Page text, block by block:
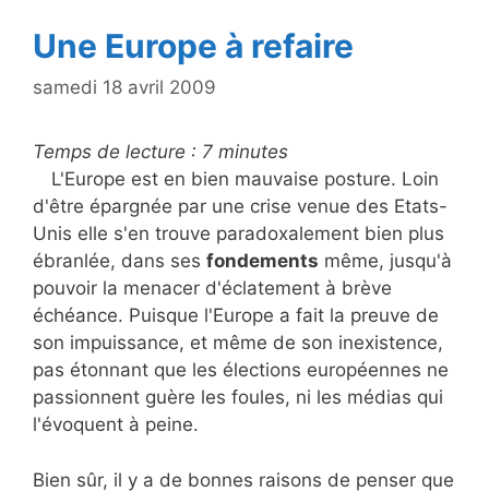
Une Europe à refaire
samedi 18 avril 2009
Temps de lecture : 7 minutes
L'Europe est en bien mauvaise posture. Loin
d'être épargnée par une crise venue des Etats-
Unis elle s'en trouve paradoxalement bien plus
ébranlée, dans ses fondements même, jusqu'à
pouvoir la menacer d'éclatement à brève
échéance. Puisque l'Europe a fait la preuve de
son impuissance, et même de son inexistence,
pas étonnant que les élections européennes ne
passionnent guère les foules, ni les médias qui
l'évoquent à peine.
Bien sûr, il y a de bonnes raisons de penser que